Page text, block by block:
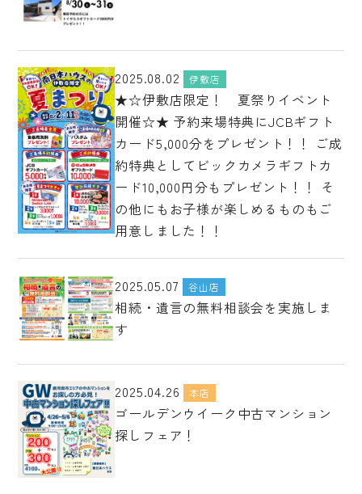
2025.08.02 伊敷店
★☆伊敷店限定！ 夏祭りイベント
開催☆★ 予約来場特典にJCBギフト
カード5,000分をプレゼント！！ ご成
約特典としてビックカメラギフトカ
ード10,000円分もプレゼント！！ そ
の他にもお子様が楽しめるものもご
用意しました！！
2025.05.07 谷山店
相続・遺言の無料相談会を実施しま
す
2025.04.26 本店
ゴールデンウイーク中古マンション
探しフェア！